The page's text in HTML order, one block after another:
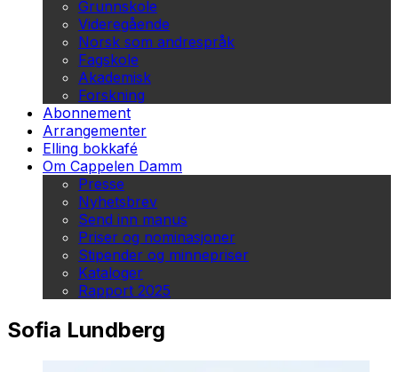
Grunnskole
Videregående
Norsk som andrespråk
Fagskole
Akademisk
Forskning
Abonnement
Arrangementer
Elling bokkafé
Om Cappelen Damm
Presse
Nyhetsbrev
Send inn manus
Priser og nominasjoner
Stipender og minnepriser
Kataloger
Rapport 2025
Sofia Lundberg